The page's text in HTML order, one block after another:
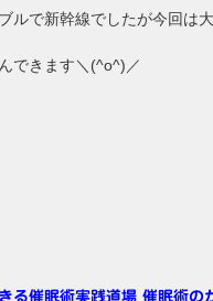
ルで新幹線でしたが今回は
できます＼(^o^)／
る催眠術実践道場 催眠術の